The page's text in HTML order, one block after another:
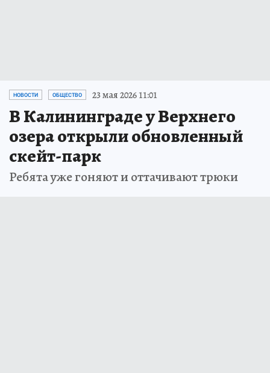
НОВОСТИ ОБЩЕСТВО 23 мая 2026 11:01
В Калининграде у Верхнего
озера открыли обновленный
скейт-парк
Ребята уже гоняют и оттачивают трюки